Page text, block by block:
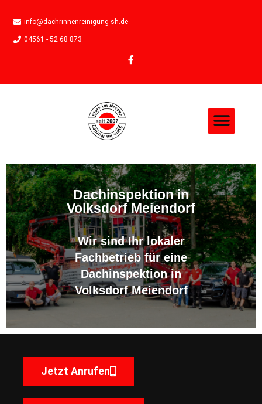
info@dachrinnenreinigung-sh.de
04561 - 52 68 873
Dachinspektion in
Volksdorf Meiendorf
Wir sind Ihr lokaler
Fachbetrieb für eine
Dachinspektion in
Volksdorf Meiendorf
Jetzt Anrufen